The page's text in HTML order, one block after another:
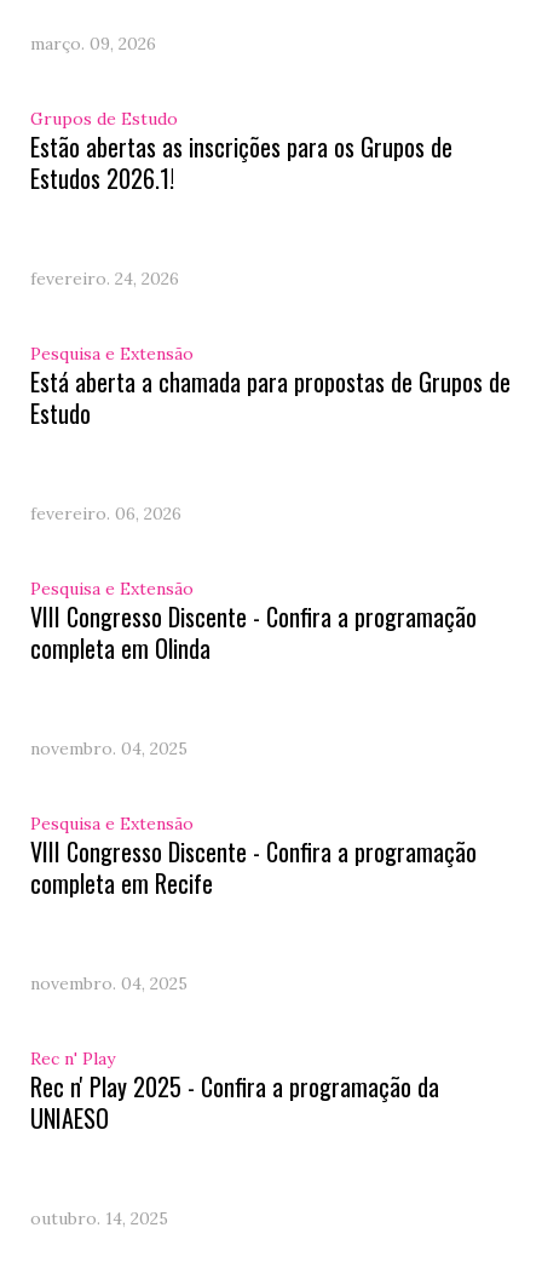
março. 09, 2026
Grupos de Estudo
Estão abertas as inscrições para os Grupos de
Estudos 2026.1!
fevereiro. 24, 2026
Pesquisa e Extensão
Está aberta a chamada para propostas de Grupos de
Estudo
fevereiro. 06, 2026
Pesquisa e Extensão
VIII Congresso Discente - Confira a programação
completa em Olinda
novembro. 04, 2025
Pesquisa e Extensão
VIII Congresso Discente - Confira a programação
completa em Recife
novembro. 04, 2025
Rec n' Play
Rec n' Play 2025 - Confira a programação da
UNIAESO
outubro. 14, 2025